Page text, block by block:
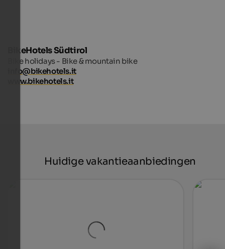
BikeHotels Südtirol
Bike holidays - Bike & mountain bike
info@bikehotels.it
www.bikehotels.it
Huidige vakantieaanbiedingen